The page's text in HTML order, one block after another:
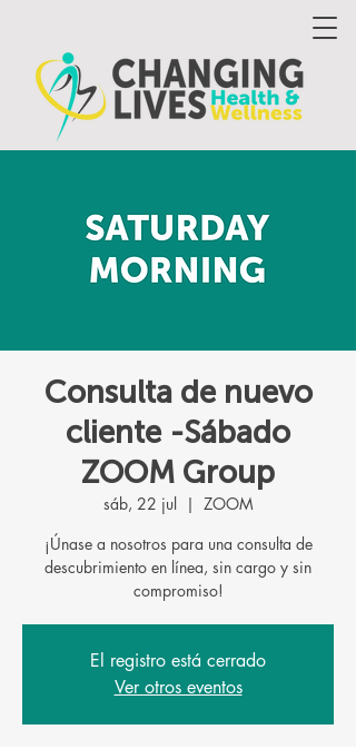
Consulta de nuevo
cliente -Sábado
ZOOM Group
sáb, 22 jul
  |
ZOOM
¡Únase a nosotros para una consulta de
descubrimiento en línea, sin cargo y sin
El registro está cerrado
Ver otros eventos